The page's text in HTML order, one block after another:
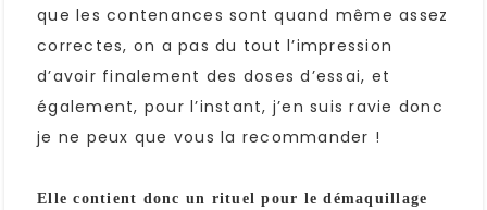
que les contenances sont quand même assez
correctes, on a pas du tout l’impression
d’avoir finalement des doses d’essai, et
également, pour l’instant, j’en suis ravie donc
je ne peux que vous la recommander !
Elle contient donc un rituel pour le démaquillage